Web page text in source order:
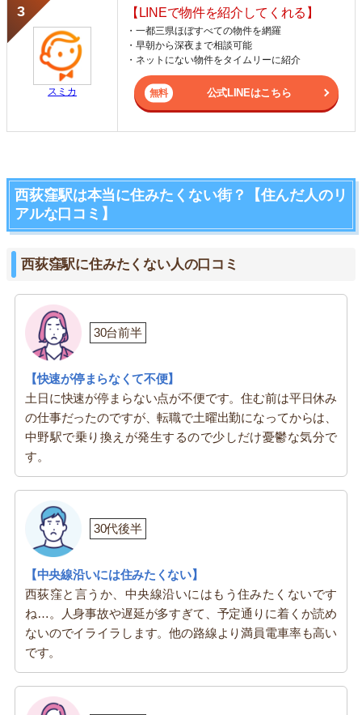
スミカ
【LINEで物件を紹介してくれる】
・一都三県ほぼすべての物件を網羅
・早朝から深夜まで相談可能
・ネットにない物件をタイムリーに紹介
公式LINEはこちら
西荻窪駅は本当に住みたくない街？【住んだ人のリ
アルな口コミ】
西荻窪駅に住みたくない人の口コミ
30台前半
【快速が停まらなくて不便】
土日に快速が停まらない点が不便です。住む前は平日休み
の仕事だったのですが、転職で土曜出勤になってからは、
中野駅で乗り換えが発生するので少しだけ憂鬱な気分で
す。
30代後半
【中央線沿いには住みたくない】
西荻窪と言うか、中央線沿いにはもう住みたくないです
ね…。人身事故や遅延が多すぎて、予定通りに着くか読め
ないのでイライラします。他の路線より満員電車率も高い
です。